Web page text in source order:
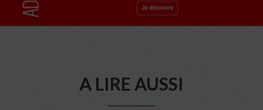
A LIRE AUSSI